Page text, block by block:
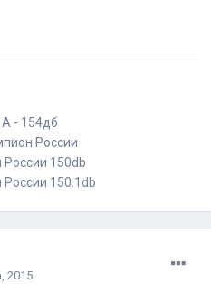
- 154дб
России
150db
150.1db
2015